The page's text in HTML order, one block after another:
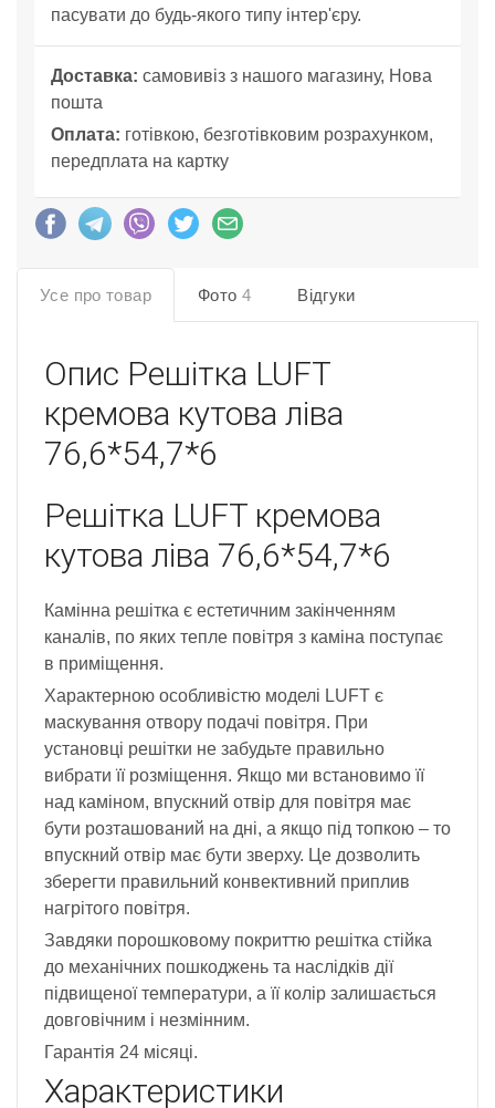
пасувати до будь-якого типу інтер'єру.
Доставка: самовивіз з нашого магазину, Нова
пошта
Оплата: готівкою, безготівковим розрахунком,
передплата на картку
Усе про товар Фото 4 Відгуки
Опис Решітка LUFT
кремова кутова ліва
76,6*54,7*6
Решітка LUFT кремова
кутова ліва 76,6*54,7*6
Камінна решітка є естетичним закінченням
каналів, по яких тепле повітря з каміна поступає
в приміщення.
Характерною особливістю моделі LUFT є
маскування отвору подачі повітря. При
установці решітки не забудьте правильно
вибрати її розміщення. Якщо ми встановимо її
над каміном, впускний отвір для повітря має
бути розташований на дні, а якщо під топкою – то
впускний отвір має бути зверху. Це дозволить
зберегти правильний конвективний приплив
нагрітого повітря.
Завдяки порошковому покриттю решітка стійка
до механічних пошкоджень та наслідків дії
підвищеної температури, а її колір залишається
довговічним і незмінним.
Гарантія 24 місяці.
Характеристики